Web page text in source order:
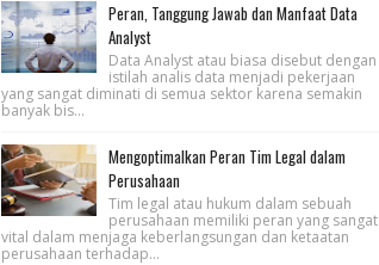
Peran, Tanggung Jawab dan Manfaat Data
Analyst
Data Analyst atau biasa disebut dengan
istilah analis data menjadi pekerjaan
yang sangat diminati di semua sektor karena semakin
banyak bis...
Mengoptimalkan Peran Tim Legal dalam
Perusahaan
Tim legal atau hukum dalam sebuah
perusahaan memiliki peran yang sangat
vital dalam menjaga keberlangsungan dan ketaatan
perusahaan terhadap...